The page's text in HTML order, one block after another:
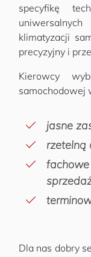
specyfikę
klimatyzacji
precyzyjny i
Kierowcy
samochodowej
jasne
rzetelną
Dla nas dobry